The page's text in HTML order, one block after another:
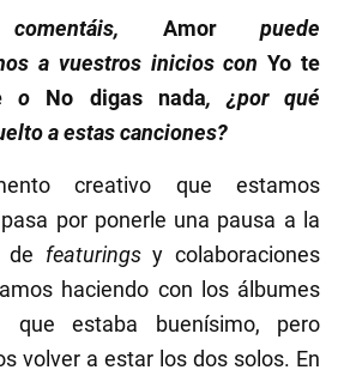
Amorpuede
a vuestros inicios conYo te
o No digas nada, ¿por qué
a estas canciones?
creativo que estamos
por ponerle una pausa a la
de featuringsy colaboraciones
haciendo con los álbumes
que estaba buenísimo, pero
volver a estar los dos solos. En